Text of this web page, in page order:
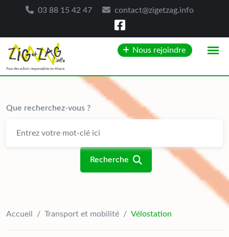
03 88 15 42 47 contact@zigetzag.info
content
Nous rejoindre
Que recherchez-vous ?
Recherche
Accueil / Transport et mobilité / Vélostation